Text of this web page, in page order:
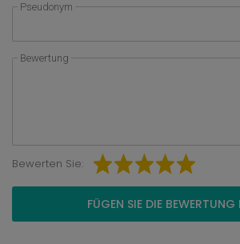
Pseudonym
Bewertung
Bewerten Sie:
FÜGEN SIE DIE BEWERTUNG